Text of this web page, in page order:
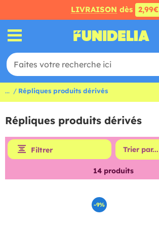
LIVRAISON dès 2,99€
... Répliques produits dérivés
Répliques produits dérivés
Filtrer
14 produits
-9%